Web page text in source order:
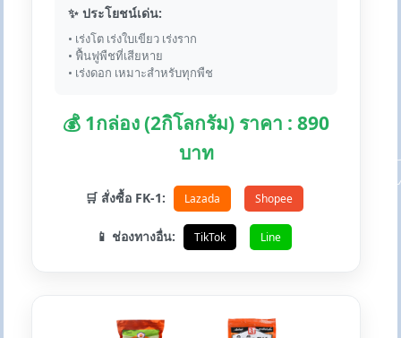
✨ ประโยชน์เด่น:
• เร่งโต เร่งใบเขียว เร่งราก
• ฟื้นฟูพืชที่เสียหาย
• เร่งดอก เหมาะสำหรับทุกพืช
💰 1กล่อง (2กิโลกรัม) ราคา : 890
บาท
🛒 สั่งซื้อ FK-1: Lazada Shopee
📱 ช่องทางอื่น: TikTok Line